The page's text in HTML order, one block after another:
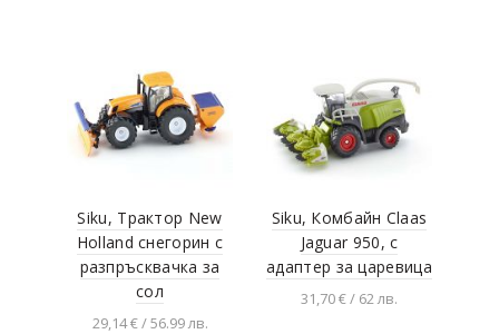
Siku, Трактор New
Holland снегорин с
разпръсквачка за
сол
29,14 € / 56.99 лв.
Siku, Комбайн Claas
Jaguar 950, с
адаптер за царевица
31,70 € / 62 лв.